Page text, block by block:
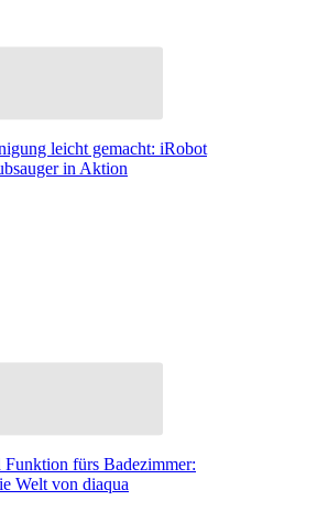
leicht gemacht: iRobot
in Aktion
Funktion fürs Badezimmer:
Welt von diaqua